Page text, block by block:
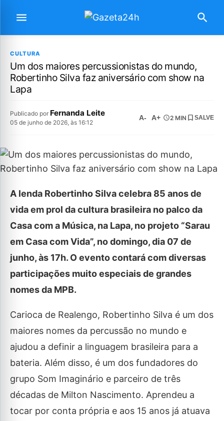
CULTURA
Um dos maiores percussionistas do mundo,
Robertinho Silva faz aniversário com show na
Lapa
Publicado por Fernanda Leite
05 de junho de 2026, às 16:12
A- A+ 2 MIN SALVE
A lenda Robertinho Silva celebra 85 anos de
vida em prol da cultura brasileira no palco da
Casa com a Música, na Lapa, no projeto “Sarau
em Casa com Vida”, no domingo, dia 07 de
junho, às 17h. O evento contará com diversas
participações muito especiais de grandes
nomes da MPB.
Carioca de Realengo, Robertinho Silva é um dos
maiores nomes da percussão no mundo e
ajudou a definir a linguagem brasileira para a
bateria. Além disso, é um dos fundadores do
grupo Som Imaginário e parceiro de três
décadas de Milton Nascimento. Aprendeu a
tocar por conta própria e aos 15 anos já atuava